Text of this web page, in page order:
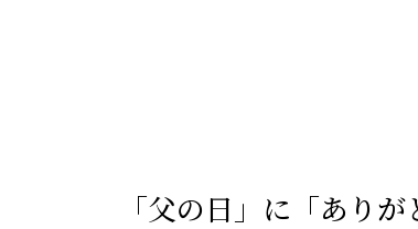
「父の日」に「あり